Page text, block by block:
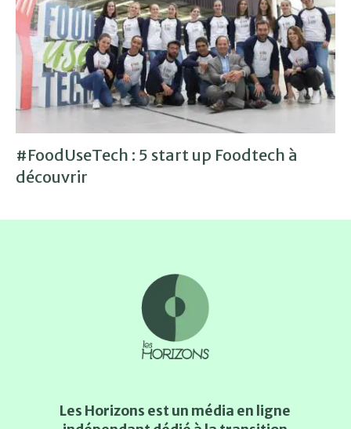
#FoodUseTech : 5 start up Foodtech à
découvrir
Les Horizons est un média en ligne